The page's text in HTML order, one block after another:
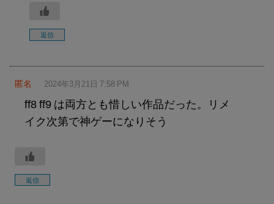
返信
匿名 2024年3月21日 7:58 PM
ff8 ff9 は両方とも惜しい作品だった。リメ
イク次第で神ゲーになりそう
返信